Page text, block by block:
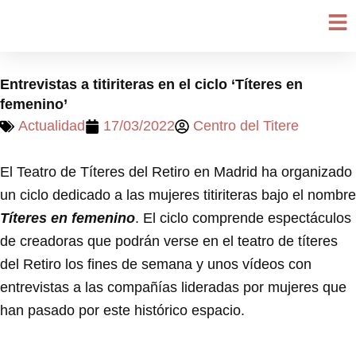
Entrevistas a titiriteras en el ciclo ‘Títeres en
femenino’
Actualidad
17/03/2022 Centro del Titere
El Teatro de Títeres del Retiro en Madrid ha organizado
un ciclo dedicado a las mujeres titiriteras bajo el nombre
Títeres en femenino. El ciclo comprende espectáculos
de creadoras que podrán verse en el teatro de títeres
del Retiro los fines de semana y unos vídeos con
entrevistas a las compañías lideradas por mujeres que
han pasado por este histórico espacio.